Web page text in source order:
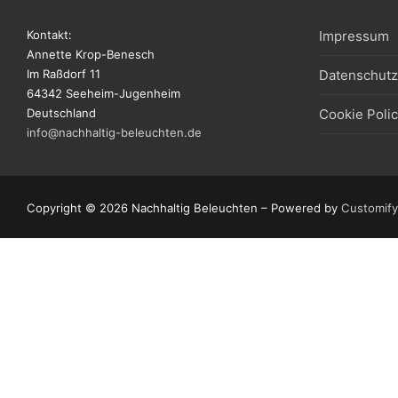
Kontakt:
Annette Krop-Benesch
Im Raßdorf 11
64342 Seeheim-Jugenheim
Deutschland
info@nachhaltig-beleuchten.de
Impressum
Cookie
Copyright © 2026 Nachhaltig Beleuchten – Powered by Customify